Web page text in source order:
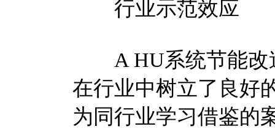
行业示范效应
A HU系统节能改
在行业中树立了良好
为同行业学习借鉴的